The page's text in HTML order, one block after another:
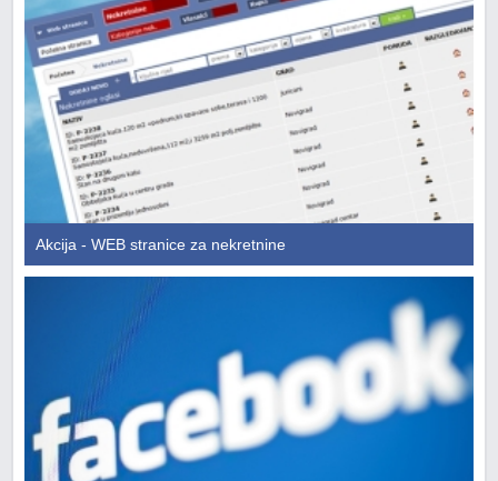
Akcija - WEB stranice za nekretnine